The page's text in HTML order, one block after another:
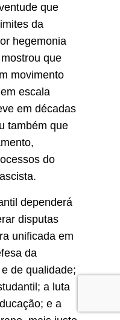
que
da
hegemonia
que
movimento
escala
em décadas
também que
do
dependerá
disputas
unificada em
da
de qualidade;
a luta
e a